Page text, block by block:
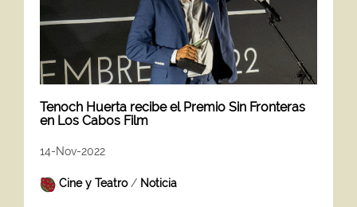
Tenoch Huerta recibe el Premio Sin Fronteras
en Los Cabos Film
14-Nov-2022
Cine y Teatro/ Noticia